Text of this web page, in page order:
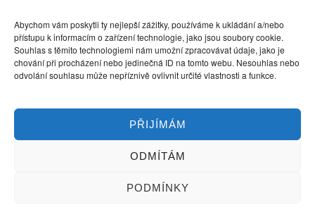
Abychom vám poskytli ty nejlepší zážitky, používáme k ukládání a/nebo
přístupu k informacím o zařízení technologie, jako jsou soubory cookie.
Souhlas s těmito technologiemi nám umožní zpracovávat údaje, jako je
chování při procházení nebo jedinečná ID na tomto webu. Nesouhlas nebo
odvolání souhlasu může nepříznivě ovlivnit určité vlastnosti a funkce.
PŘIJÍMÁM
ODMÍTÁM
PODMÍNKY
Kniha Domácí mlékař Nápověda